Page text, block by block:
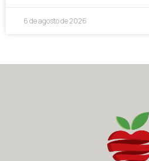
6 de agosto de 2026